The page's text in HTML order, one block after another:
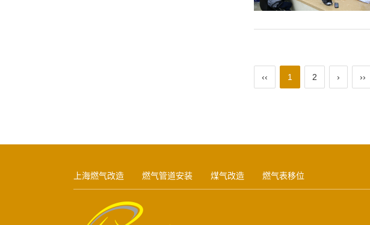
‹‹ 1 2 › ››
上海燃气改造 燃气管道安装 煤气改造 燃气表移位